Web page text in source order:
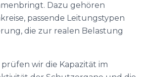
Dazu gehören
passende Leitungstypen
die zur realen Belastung
wir die Kapazität im